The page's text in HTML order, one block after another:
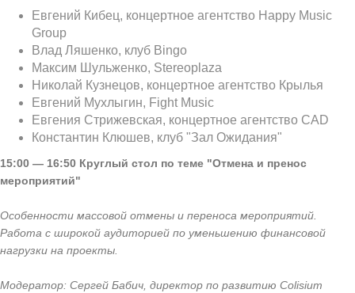
Евгений Кибец, концертное агентство Happy Music
Group
Влад Ляшенко, клуб Bingo
Максим Шульженко, Stereoplaza
Николай Кузнецов, концертное агентство Крылья
Евгений Мухлыгин, Fight Music
Евгения Стрижевская, концертное агентство CAD
Константин Клюшев, клуб "Зал Ожидания"
15:00 — 16:50 Круглый стол по теме "Отмена и пренос
мероприятий"
Особенности массовой отмены и переноса мероприятий.
Работа с широкой аудиторией по уменьшению финансовой
нагрузки на проекты.
Модератор: Сергей Бабич, директор по развитию Colisium